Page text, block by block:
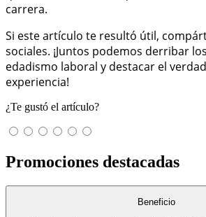
carrera.
Si este artículo te resultó útil,
sociales. ¡Juntos podemos derribar
edadismo laboral y destacar el
experiencia!
¿Te gustó el artículo?
Promociones destacadas
Beneficio